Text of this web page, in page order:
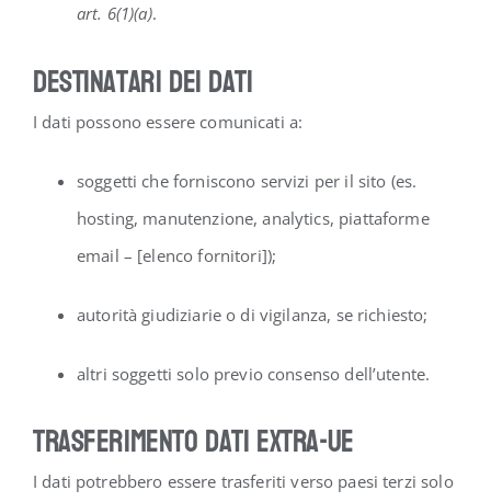
art. 6(1)(a).
Destinatari dei dati
I dati possono essere comunicati a:
soggetti che forniscono servizi per il sito (es.
hosting, manutenzione, analytics, piattaforme
email – [elenco fornitori]);
autorità giudiziarie o di vigilanza, se richiesto;
altri soggetti solo previo consenso dell’utente.
Trasferimento dati extra-UE
I dati potrebbero essere trasferiti verso paesi terzi solo